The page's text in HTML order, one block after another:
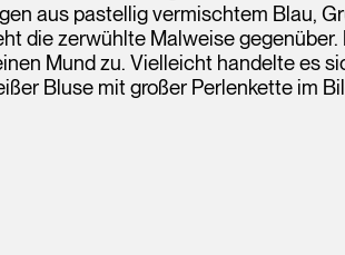
aus pastellig vermischtem Blau,
die zerwühlte Malweise
Mund zu. Vielleicht handelte es
Bluse mit großer Perlenkette im